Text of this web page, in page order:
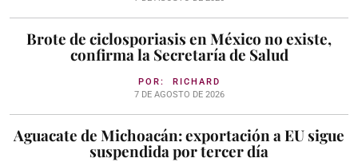
Brote de ciclosporiasis en México no existe,
confirma la Secretaría de Salud
POR: RICHARD
7 DE AGOSTO DE 2026
Aguacate de Michoacán: exportación a EU sigue
suspendida por tercer día